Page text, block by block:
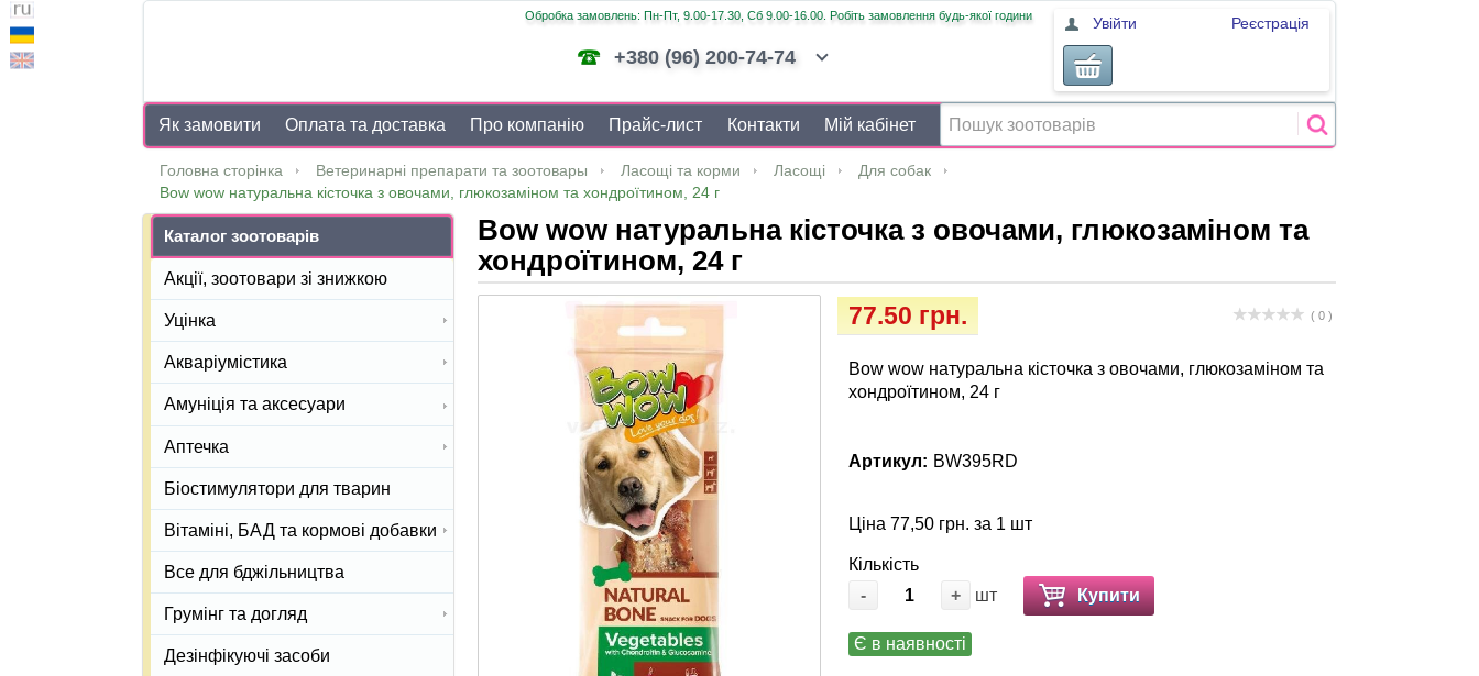
Обробка замовлень: Пн-Пт, 9.00-17.30, Сб 9.00-16.00. Робіть замовлення будь-якої години
+380 (96) 200-74-74
Увійти Реєстрація
Як замовити Оплата та доставка Про компанію Прайс-лист Контакти Мій кабінет
Головна сторінка Ветеринарні препарати та зоотовары Ласощі та корми Ласощі
Для собак
Bow wow натуральна кісточка з овочами, глюкозаміном та хондроїтином, 24 г
Bow wow натуральна кісточка з овочами, глюкозаміном та
хондроїтином, 24 г
( 0 )
77.50 грн.
Bow wow натуральна кісточка з овочами, глюкозаміном та
хондроїтином, 24 г
Артикул: BW395RD
Ціна 77,50 грн. за 1 шт
Кількість
-
+ шт Купити
Є в наявності
Каталог зоотоварів
Акції, зоотовари зі знижкою
Уцінка
Акваріумістика
Амуніція та аксесуари
Аптечка
Біостимулятори для тварин
Вітаміні, БАД та кормові добавки
Все для бджільництва
Грумінг та догляд
Дезінфікуючі засоби